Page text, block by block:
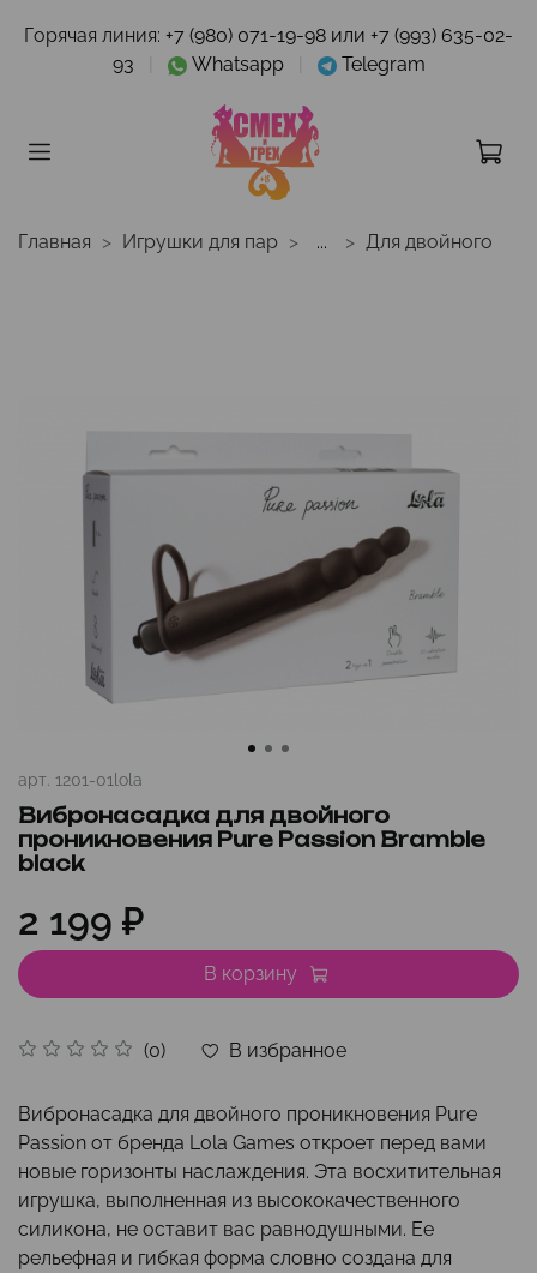
Горячая линия: +7 (980) 071-19-98 или +7 (993) 635-02-
93
Whatsapp Telegram
Главная Игрушки для пар ... Для двойного
арт. 1201-01lola
Вибронасадка для двойного
проникновения Pure Passion Bramble
black
(0) В избранное
2 199 ₽
В корзину
Вибронасадка для двойного проникновения Pure
Passion от бренда Lola Games откроет перед вами
новые горизонты наслаждения. Эта восхитительная
игрушка, выполненная из высококачественного
силикона, не оставит вас равнодушными. Ее
рельефная и гибкая форма словно создана для